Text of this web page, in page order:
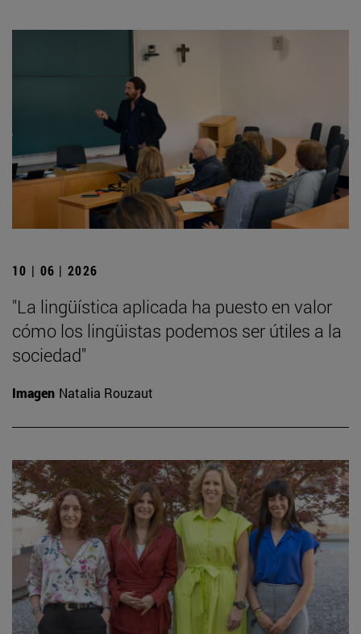
10 | 06 | 2026
"La lingüística aplicada ha puesto en valor
cómo los lingüistas podemos ser útiles a la
sociedad"
Imagen Natalia Rouzaut